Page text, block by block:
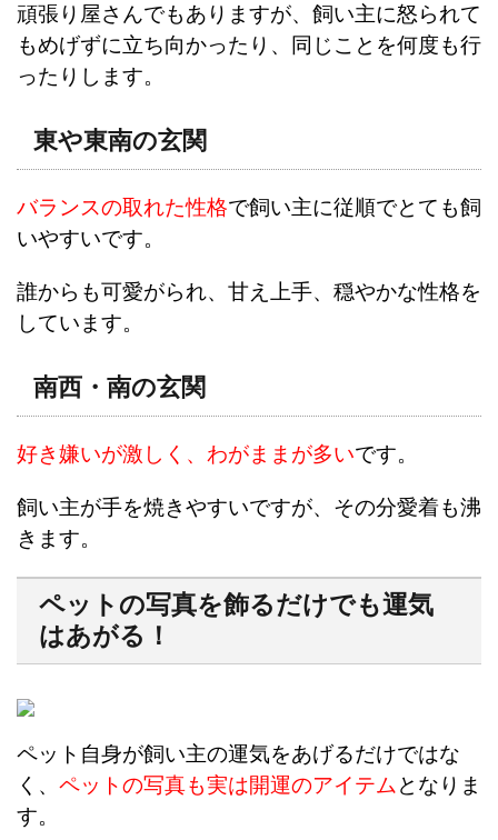
頑張り屋さんでもありますが、飼い主に怒られて
もめげずに立ち向かったり、同じことを何度も行
ったりします。
東や東南の玄関
バランスの取れた性格で飼い主に従順でとても飼
いやすいです。
誰からも可愛がられ、甘え上手、穏やかな性格を
しています。
南西・南の玄関
好き嫌いが激しく、わがままが多いです。
飼い主が手を焼きやすいですが、その分愛着も沸
きます。
ペットの写真を飾るだけでも運気
はあがる！
ペット自身が飼い主の運気をあげるだけではな
く、 ペットの写真も実は開運のアイテム となりま
す。